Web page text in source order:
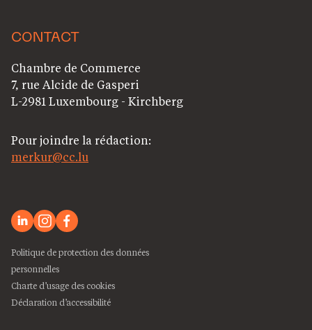
CONTACT
Chambre de Commerce
7, rue Alcide de Gasperi
L-2981 Luxembourg - Kirchberg
Pour joindre la rédaction:
merkur@cc.lu
Politique de protection des données
personnelles
Charte d’usage des cookies
Déclaration d’accessibilité